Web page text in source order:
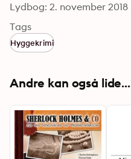
Lydbog: 2. november 2018
Tags
Hyggekrimi
Andre kan også lide...